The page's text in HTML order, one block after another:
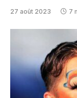
27 août 2023 7